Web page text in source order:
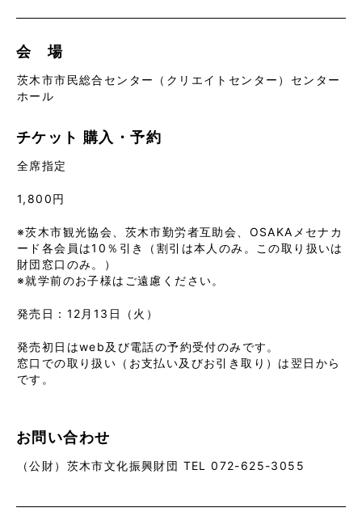
会 場
茨木市市民総合センター（クリエイトセンター）センター
ホール
チケット 購入・予約
全席指定
1,800円
※茨木市観光協会、茨木市勤労者互助会、OSAKAメセナカ
ード各会員は10％引き（割引は本人のみ。この取り扱いは
財団窓口のみ。）
※就学前のお子様はご遠慮ください。
発売日：12月13日（火）
発売初日はweb及び電話の予約受付のみです。
窓口での取り扱い（お支払い及びお引き取り）は翌日から
です。
お問い合わせ
（公財）茨木市文化振興財団 TEL 072-625-3055